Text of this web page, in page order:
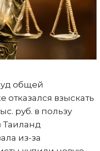
общей
взыскать
руб. в пользу
Таиланд
из-за